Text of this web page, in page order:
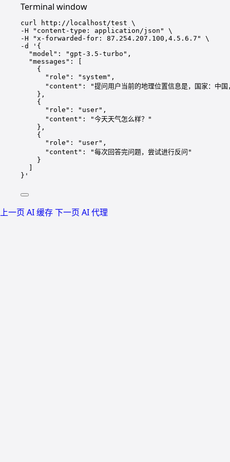
Terminal window
curl http://localhost/test \
-H
"content-type: application/json"
\
-H
"x-forwarded-for: 87.254.207.100,4.5.6.7"
\
-d
'{
"model": "gpt-3.5-turbo",
"messages": [
{
"role": "system",
"content": "提问用户当前的地理位置信息是，国家：中
},
{
"role": "user",
"content": "今天天气怎么样？"
},
{
"role": "user",
"content": "每次回答完问题，尝试进行反问"
}
}'
上一页 AI 缓存下一页 AI 代理